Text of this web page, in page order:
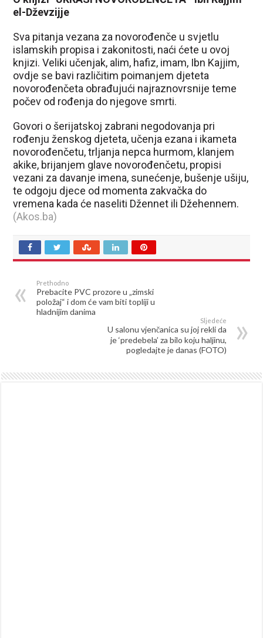
el-Dževzijje
Sva pitanja vezana za novorođenče u svjetlu
islamskih propisa i zakonitosti, naći ćete u ovoj
knjizi. Veliki učenjak, alim, hafiz, imam, Ibn Kajjim,
ovdje se bavi različitim poimanjem djeteta
novorođenčeta obrađujući najraznovrsnije teme
počev od rođenja do njegove smrti.
Govori o šerijatskoj zabrani negodovanja pri
rođenju ženskog djeteta, učenja ezana i ikameta
novorođenčetu, trljanja nepca hurmom, klanjem
akike, brijanjem glave novorođenčetu, propisi
vezani za davanje imena, sunećenje, bušenje ušiju,
te odgoju djece od momenta zakvačka do
vremena kada će naseliti Džennet ili Džehennem.
(Akos.ba)
Prethodno
Prebacite PVC prozore u „zimski
položaj“ i dom će vam biti topliji u
hladnijim danima
Sljedeće
U salonu vjenčanica su joj rekli da
je ‘predebela’ za bilo koju haljinu,
pogledajte je danas (FOTO)